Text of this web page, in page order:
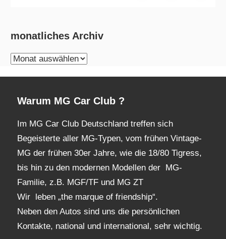
monatliches Archiv
monatliches
Warum MG Car Club ?
Im MG Car Club Deutschland treffen sich
Begeisterte aller MG-Typen, vom frühen Vintage-
MG der frühen 30er Jahre, wie die 18/80 Tigress,
bis hin zu den modernen Modellen der MG-
Familie, z.B. MGF/TF und MG ZT
Wir leben „the marque of friendship“.
Neben den Autos sind uns die persönlichen
Kontakte, national und international, sehr wichtig.